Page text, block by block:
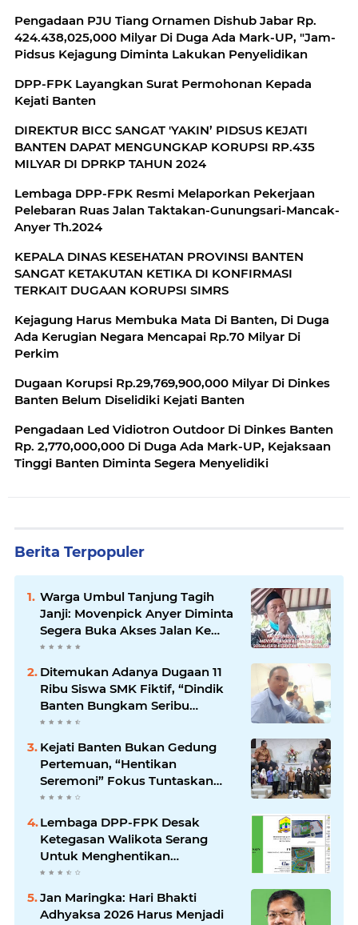
Pengadaan PJU Tiang Ornamen Dishub Jabar Rp.
424.438,025,000 Milyar Di Duga Ada Mark-UP, "Jam-
Pidsus Kejagung Diminta Lakukan Penyelidikan
DPP-FPK Layangkan Surat Permohonan Kepada
Kejati Banten
DIREKTUR BICC SANGAT 'YAKIN’ PIDSUS KEJATI
BANTEN DAPAT MENGUNGKAP KORUPSI RP.435
MILYAR DI DPRKP TAHUN 2024
Lembaga DPP-FPK Resmi Melaporkan Pekerjaan
Pelebaran Ruas Jalan Taktakan-Gunungsari-Mancak-
Anyer Th.2024
KEPALA DINAS KESEHATAN PROVINSI BANTEN
SANGAT KETAKUTAN KETIKA DI KONFIRMASI
TERKAIT DUGAAN KORUPSI SIMRS
Kejagung Harus Membuka Mata Di Banten, Di Duga
Ada Kerugian Negara Mencapai Rp.70 Milyar Di
Perkim
Dugaan Korupsi Rp.29,769,900,000 Milyar Di Dinkes
Banten Belum Diselidiki Kejati Banten
Pengadaan Led Vidiotron Outdoor Di Dinkes Banten
Rp. 2,770,000,000 Di Duga Ada Mark-UP, Kejaksaan
Tinggi Banten Diminta Segera Menyelidiki
Berita Terpopuler
Warga Umbul Tanjung Tagih
Janji: Movenpick Anyer Diminta
Segera Buka Akses Jalan Ke
Pantai
Ditemukan Adanya Dugaan 11
Ribu Siswa SMK Fiktif, “Dindik
Banten Bungkam Seribu
Bahasa”
Kejati Banten Bukan Gedung
Pertemuan, “Hentikan
Seremoni” Fokus Tuntaskan
Korupsi!
Lembaga DPP-FPK Desak
Ketegasan Walikota Serang
Untuk Menghentikan
Sementara Revitalisasi Alun-
Jan Maringka: Hari Bhakti
Adhyaksa 2026 Harus Menjadi